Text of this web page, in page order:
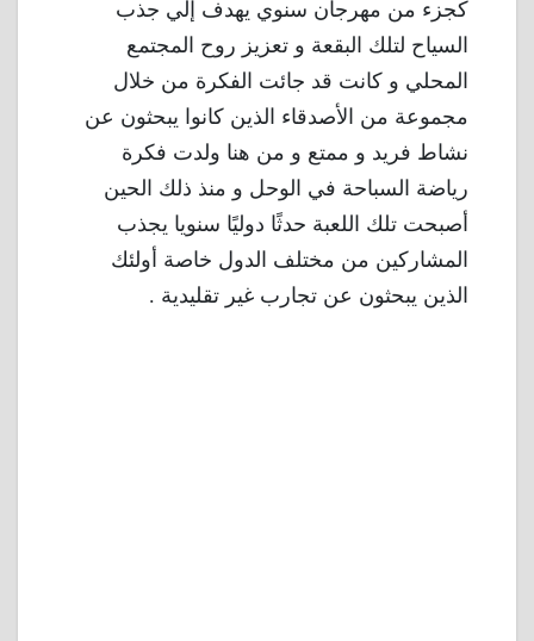
كجزء من مهرجان سنوي يهدف إلي جذب
السياح لتلك البقعة و تعزيز روح المجتمع
المحلي و كانت قد جائت الفكرة من خلال
مجموعة من الأصدقاء الذين كانوا يبحثون عن
نشاط فريد و ممتع و من هنا ولدت فكرة
رياضة السباحة في الوحل و منذ ذلك الحين
أصبحت تلك اللعبة حدثًا دوليًا سنويا يجذب
المشاركين من مختلف الدول خاصة أولئك
الذين يبحثون عن تجارب غير تقليدية .